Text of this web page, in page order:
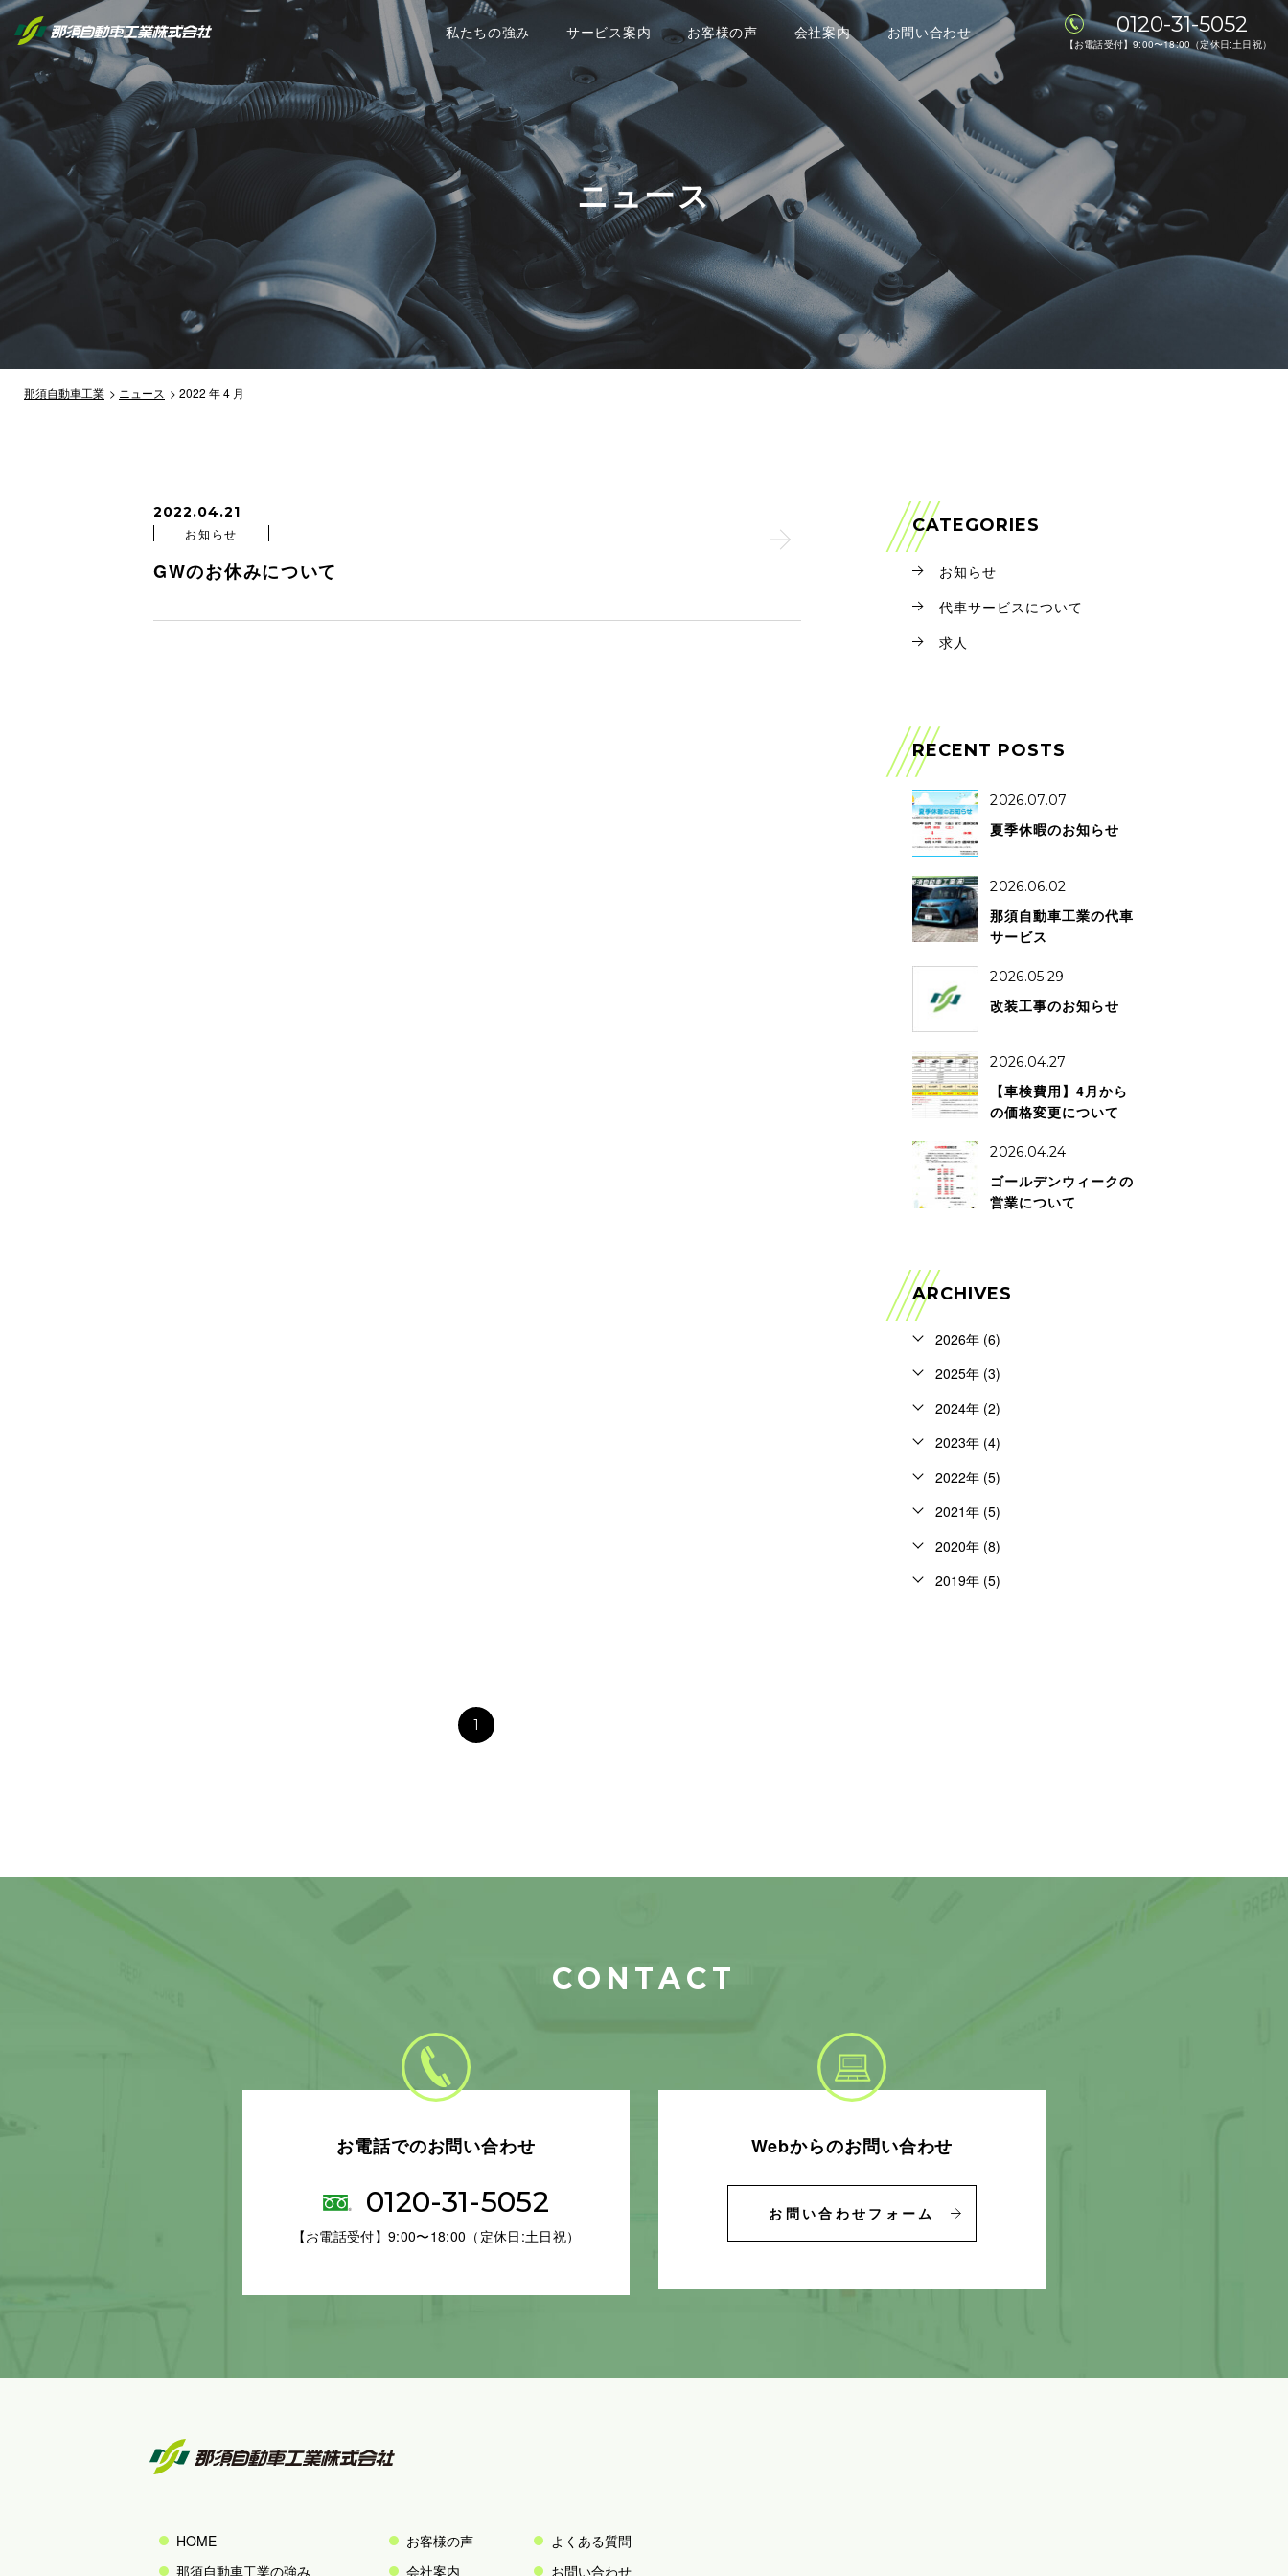
0120-31-5052
【お電話受付】9:00〜18:00（定休日:土日祝）
私たちの強み サービス案内
修理・メンテナン
ス
板金・塗装
車検
その他のサービス
お客様の声 会社案内 お問い合わせ
ニュース
那須自動車工業 ニュース 2022 年 4 月
2022.04.21
お知らせ
GWのお休みについて
CATEGORIES
お知らせ
代車サービスについて
求人
RECENT POSTS
2026.07.07
夏季休暇のお知らせ
2026.06.02
那須自動車工業の代車
サービス
2026.05.29
改装工事のお知らせ
2026.04.27
【車検費用】4月から
の価格変更について
2026.04.24
ゴールデンウィークの
営業について
ARCHIVES
2026年 (6)
2025年 (3)
2024年 (2)
2023年 (4)
2022年 (5)
2021年 (5)
2020年 (8)
2019年 (5)
1
CONTACT
お電話でのお問い合わせ
0120-31-5052
【お電話受付】9:00〜18:00（定休日:土日祝）
Webからのお問い合わせ
お問い合わせフォーム
HOME
那須自動車工業の強み
お客様の声
会社案内
よくある質問
お問い合わせ